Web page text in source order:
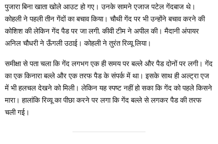
पुजारा बिना खाता खोले आउट हो गए। उनके सामने एजाज पटेल गेंदबाज थे।
कोहली ने पहली तीन गेंदों का बचाव किया। चौथी गेंद पर भी उन्होंने बचाव करने की
कोशिश की लेकिन गेंद पैड पर जा लगी. कीवी टीम ने अपील की। मैदानी अंपायर
अनिल चौधरी ने ऊँगली उठाई। कोहली ने तुरंत रिव्यू लिया।
समीक्षा से पता चला कि गेंद लगभग एक ही समय पर बल्ले और पैड दोनों पर लगी। गेंद
का एक किनारा बल्ले और एक तरफ पैड के संपर्क में था। इसके साथ ही अल्ट्रा एज
में भी हलचल देखने को मिली। लेकिन यह स्पष्ट नहीं हो सका कि गेंद को पहले किसने
मारा। हालांकि रिव्यू का पीछा करने पर लगा कि गेंद बल्ले से लगकर पैड की तरफ
चली गई।